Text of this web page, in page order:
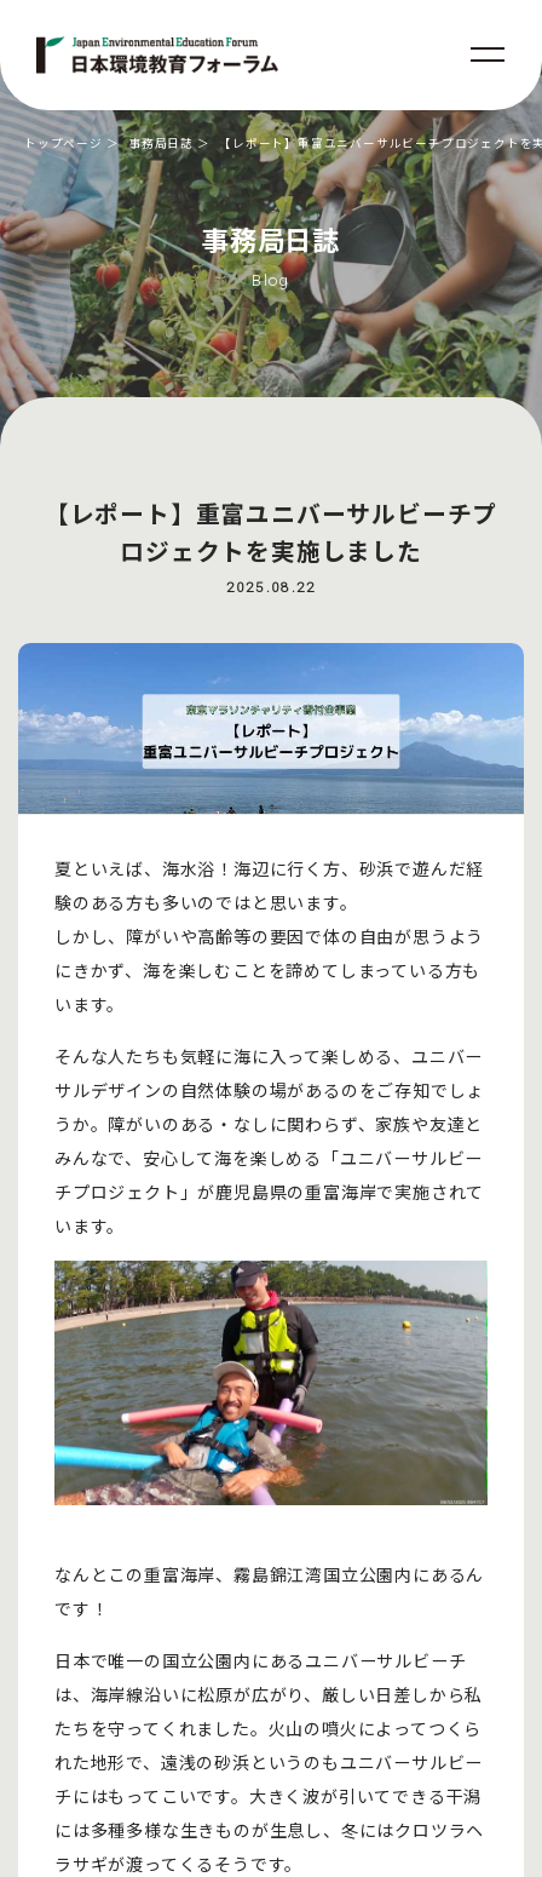
事務局日誌
Blog
トップページ 事務局日誌 【レポート】重富ユニバーサルビーチプロジェクトを
【レポート】重富ユニバーサルビーチプ
ロジェクトを実施しました
2025.08.22
夏といえば、海水浴！海辺に行く方、砂浜で遊んだ経
験のある方も多いのではと思います。
しかし、障がいや高齢等の要因で体の自由が思うよう
にきかず、海を楽しむことを諦めてしまっている方も
います。
そんな人たちも気軽に海に入って楽しめる、ユニバー
サルデザインの自然体験の場があるのをご存知でしょ
うか。障がいのある・なしに関わらず、家族や友達と
みんなで、安心して海を楽しめる「ユニバーサルビー
チプロジェクト」が鹿児島県の重富海岸で実施されて
います。
なんとこの重富海岸、霧島錦江湾国立公園内にあるん
です！
日本で唯一の国立公園内にあるユニバーサルビーチ
は、海岸線沿いに松原が広がり、厳しい日差しから私
たちを守ってくれました。火山の噴火によってつくら
れた地形で、遠浅の砂浜というのもユニバーサルビー
チにはもってこいです。大きく波が引いてできる干潟
には多種多様な生きものが生息し、冬にはクロツラヘ
ラサギが渡ってくるそうです。